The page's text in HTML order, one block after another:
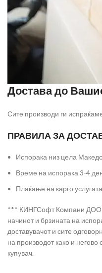
Достава до
Сите производи ги
ПРАВИЛА ЗА
Испорака низ цела
Време на испорака 3-4
Плаќање на карго
*** КИНГСофт Компани
начинот и брзината на
доставувачот и сите
на производот како и
купувач.